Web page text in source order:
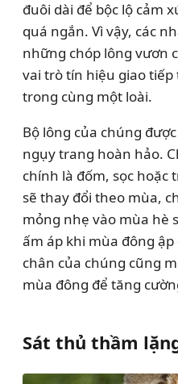
đuôi dài để bộc lộ cảm
quá ngắn. Vì vậy, các
những chóp lông vươn
vai trò tín hiệu giao tiếp
trong cùng một loài.
Bộ lông của chúng
ngụy trang hoàn hảo.
chính là đốm, sọc hoặc
sẽ thay đổi theo mùa,
mỏng nhẹ vào mùa hè
ấm áp khi mùa đông
chân của chúng cũng
mùa đông để tăng
Sát thủ thầm